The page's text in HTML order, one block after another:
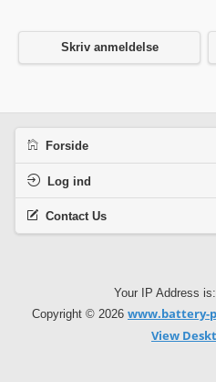
Skriv anmeldelse
Forside
Log ind
Contact Us
Your IP Address
Copyright © 2026 www.battery-
View